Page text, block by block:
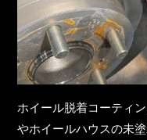
ホイール脱着コーティ
やホイールハウスの未